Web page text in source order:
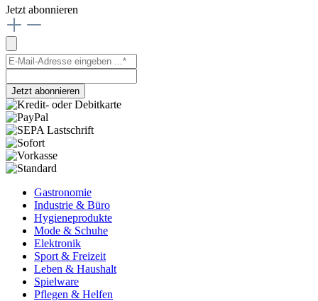
Jetzt abonnieren
Jetzt abonnieren
Gastronomie
Industrie & Büro
Hygieneprodukte
Mode & Schuhe
Elektronik
Sport & Freizeit
Leben & Haushalt
Spielware
Pflegen & Helfen